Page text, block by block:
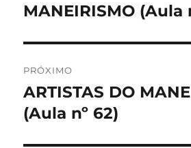
Post
anterior:
MANEIRISMO (Aula
PRÓXIMO
Próximo
post:
ARTISTAS DO
(Aula nº 62)